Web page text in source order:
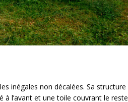
inégales non décalées. Sa structure
l’avant et une toile couvrant le reste